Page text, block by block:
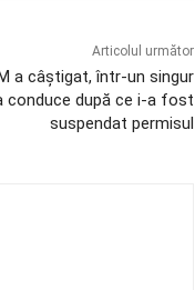
Articolul următor
a câștigat, într-un singur
conduce după ce i-a fost
suspendat permisul